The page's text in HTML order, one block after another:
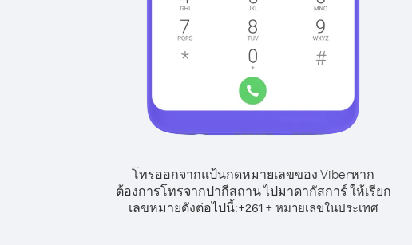
โทรออกจากแป้นกดหมายเลขของ Viberหาก
ต้องการโทรจากปากีสถาน ไปมาดากัสการ์ ให้เรียก
เลขหมายดังต่อไปนี้:+261+ หมายเลขในประเทศ